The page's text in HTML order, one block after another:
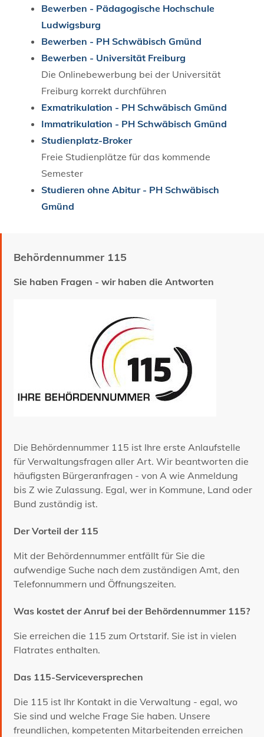
Bewerben - Pädagogische Hochschule
Ludwigsburg
Bewerben - PH Schwäbisch Gmünd
Bewerben - Universität Freiburg
Die Onlinebewerbung bei der Universität
Freiburg korrekt durchführen
Exmatrikulation - PH Schwäbisch Gmünd
Immatrikulation - PH Schwäbisch Gmünd
Studienplatz-Broker
Freie Studienplätze für das kommende
Semester
Studieren ohne Abitur - PH Schwäbisch
Gmünd
Behördennummer 115
Sie haben Fragen - wir haben die Antworten
Die Behördennummer 115 ist Ihre erste Anlaufstelle
für Verwaltungsfragen aller Art. Wir beantworten die
häufigsten Bürgeranfragen - von A wie Anmeldung
bis Z wie Zulassung. Egal, wer in Kommune, Land oder
Bund zuständig ist.
Der Vorteil der 115
Mit der Behördennummer entfällt für Sie die
aufwendige Suche nach dem zuständigen Amt, den
Telefonnummern und Öffnungszeiten.
Was kostet der Anruf bei der Behördennummer 115?
Sie erreichen die 115 zum Ortstarif. Sie ist in vielen
Flatrates enthalten.
Das 115-Serviceversprechen
Die 115 ist Ihr Kontakt in die Verwaltung - egal, wo
Sie sind und welche Frage Sie haben. Unsere
freundlichen, kompetenten Mitarbeitenden erreichen